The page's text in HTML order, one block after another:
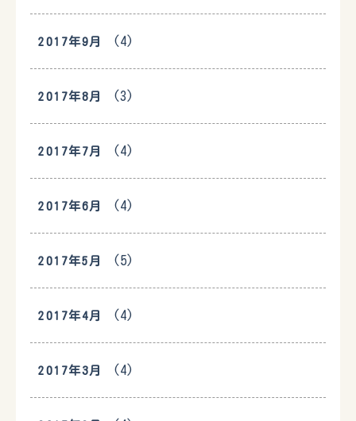
2017年9月 (4)
2017年8月 (3)
2017年7月 (4)
2017年6月 (4)
2017年5月 (5)
2017年4月 (4)
2017年3月 (4)